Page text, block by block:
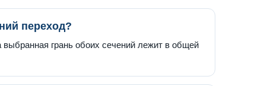
переход?
выбранная грань обоих сечений лежит в общей